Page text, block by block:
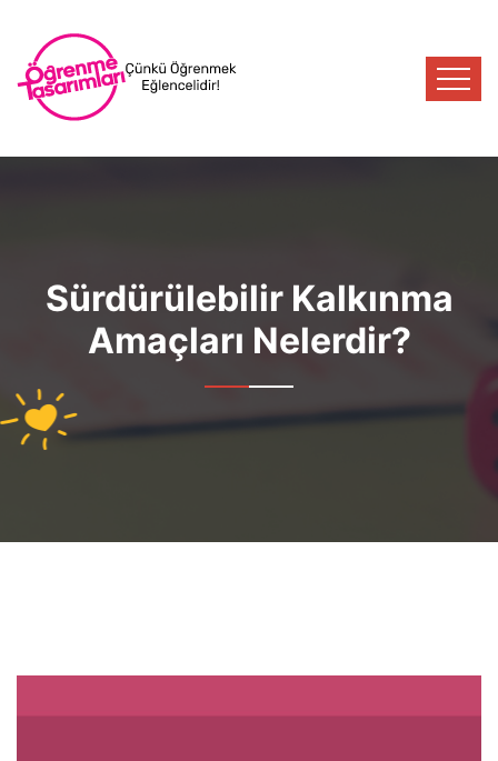
Sürdürülebilir Kalkınma
Amaçları Nelerdir?